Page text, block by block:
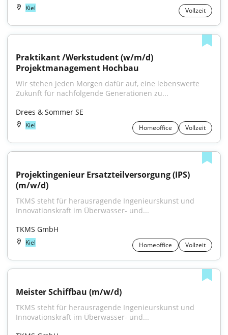
Kiel Vollzeit
Praktikant /Werkstudent (w/m/d)
Projektmanagement Hochbau
Wir stehen jeden Morgen dafür auf, eine lebenswerte
Zukunft für nachfolgende Generationen zu...
Drees & Sommer SE
Kiel Homeoffice Vollzeit
Projektingenieur Ersatzteilversorgung (IPS)
(m/w/d)
TKMS steht für herausragende Ingenieurskunst und
Innovationskraft im Überwasser- und...
TKMS GmbH
Kiel Homeoffice Vollzeit
Meister Schiffbau (m/w/d)
TKMS steht für herausragende Ingenieurskunst und
Innovationskraft im Überwasser- und...